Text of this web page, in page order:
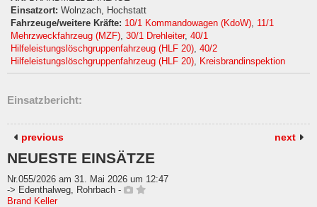
Einsatzort: Wolnzach, Hochstatt
Fahrzeuge/weitere Kräfte: 10/1 Kommandowagen (KdoW), 11/1
Mehrzweckfahrzeug (MZF),30/1 Drehleiter,40/1
Hilfeleistungslöschgruppenfahrzeug (HLF 20),40/2
Hilfeleistungslöschgruppenfahrzeug (HLF 20), Kreisbrandinspektion
Einsatzbericht:
previous next
NEUESTE EINSÄTZE
Nr.055/2026 am 31. Mai 2026 um 12:47
-> Edenthalweg, Rohrbach -
Brand Keller